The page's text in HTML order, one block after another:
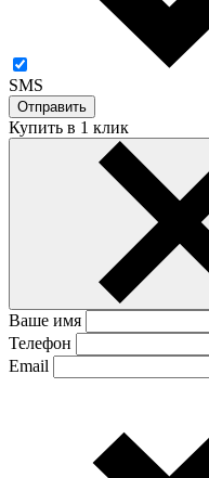
SMS
Отправить
Купить в 1 клик
Ваше имя
Телефон
Email